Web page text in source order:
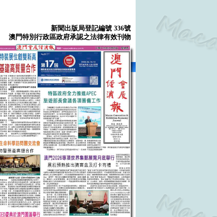
新聞出版局登記編號 336號
澳門特別行政區政府承認之法律有效刊物